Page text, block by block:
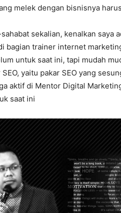
melek dengan bisnisnya
sekalian, kenalkan saya
bagian trainer internet
untuk saat ini, tapi mudah
yaitu pakar SEO yang
aktif di Mentor Digital
saat ini